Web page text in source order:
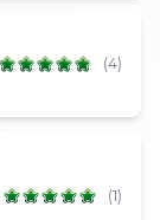
(4)
(1)